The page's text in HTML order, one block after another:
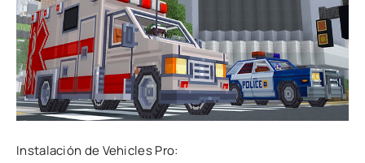
Instalación de Vehicles Pro: